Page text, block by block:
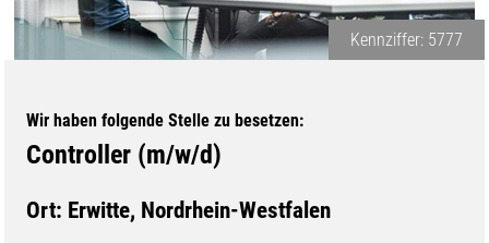
Kennziffer: 5777
Wir haben folgende Stelle zu besetzen:
Controller (m/w/d)
Ort: Erwitte, Nordrhein-Westfalen